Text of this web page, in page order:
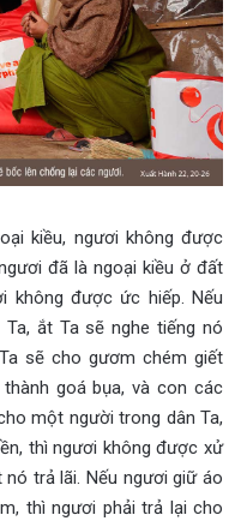
kiều, ngươi không được
đã là ngoại kiều ở đất
không được ức hiếp. Nếu
ắt Ta sẽ nghe tiếng nó
sẽ cho gươm chém giết
goá bụa, và con các
một người trong dân Ta,
thì ngươi không được xử
trả lãi. Nếu ngươi giữ áo
thì ngươi phải trả lại cho